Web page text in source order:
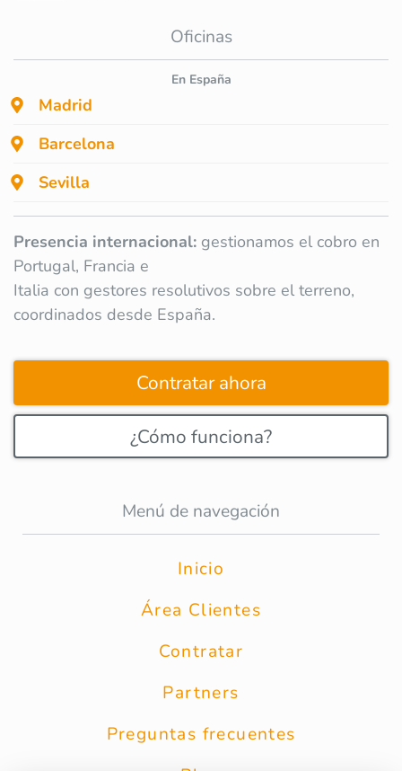
Oficinas
En España
Madrid
Barcelona
Sevilla
Presencia internacional: gestionamos el cobro en
Portugal, Francia e
Italia con gestores resolutivos sobre el terreno,
coordinados desde España.
Contratar ahora
¿Cómo funciona?
Menú de navegación
Inicio
Área Clientes
Contratar
Partners
Preguntas frecuentes